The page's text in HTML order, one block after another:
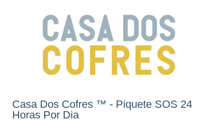
Casa Dos Cofres ™ - Piquete SOS 24
Horas Por Dia